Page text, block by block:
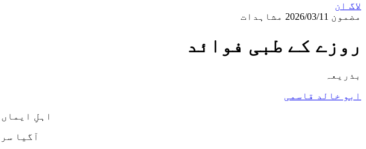
لاگ ان
مضمون 2026/03/11 مشاہدات
روزے کے طبی فوائد
بذریعہ
ابو خالد قاسمی
اہلِ
آگیا